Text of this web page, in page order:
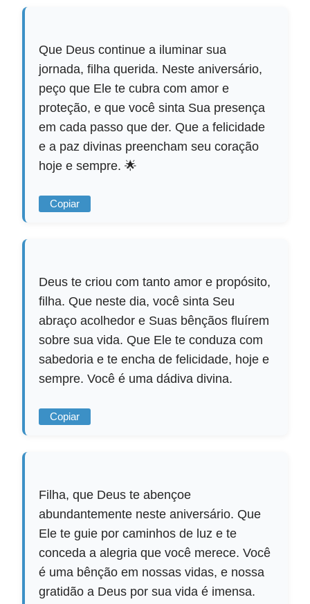
Que Deus continue a iluminar sua
jornada, filha querida. Neste aniversário,
peço que Ele te cubra com amor e
proteção, e que você sinta Sua presença
em cada passo que der. Que a felicidade
e a paz divinas preencham seu coração
hoje e sempre. 🌟
Copiar
Deus te criou com tanto amor e propósito,
filha. Que neste dia, você sinta Seu
abraço acolhedor e Suas bênçãos fluírem
sobre sua vida. Que Ele te conduza com
sabedoria e te encha de felicidade, hoje e
sempre. Você é uma dádiva divina.
Copiar
Filha, que Deus te abençoe
abundantemente neste aniversário. Que
Ele te guie por caminhos de luz e te
conceda a alegria que você merece. Você
é uma bênção em nossas vidas, e nossa
gratidão a Deus por sua vida é imensa.